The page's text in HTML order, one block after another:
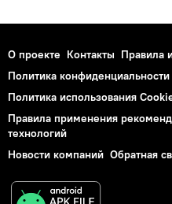
О проекте Контакты Правила
Политика конфиденциальности
Политика использования
Правила применения
технологий
Новости компаний Обратная